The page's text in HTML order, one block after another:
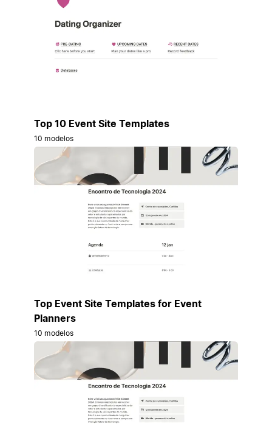
Top 10 Event Site Templates
10 modelos
Top Event Site Templates for Event
Planners
10 modelos